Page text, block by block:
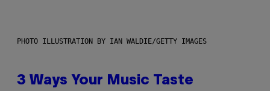
PHOTO ILLUSTRATION BY IAN WALDIE/GETTY IMAGES
3 Ways Your Music Taste